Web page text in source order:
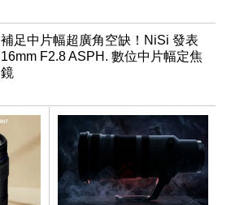
補足中片幅超廣角空缺！NiSi 發表
16mm F2.8 ASPH. 數位中片幅定焦
鏡